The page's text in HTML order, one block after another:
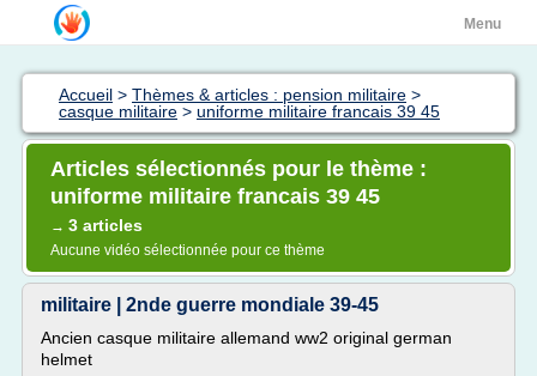
Menu
Accueil > Thèmes & articles : pension militaire >
casque militaire > uniforme militaire francais 39 45
Articles sélectionnés pour le thème :
uniforme militaire francais 39 45
→ 3 articles
Aucune vidéo sélectionnée pour ce thème
militaire | 2nde guerre mondiale 39-45
Ancien casque militaire allemand ww2 original german
helmet